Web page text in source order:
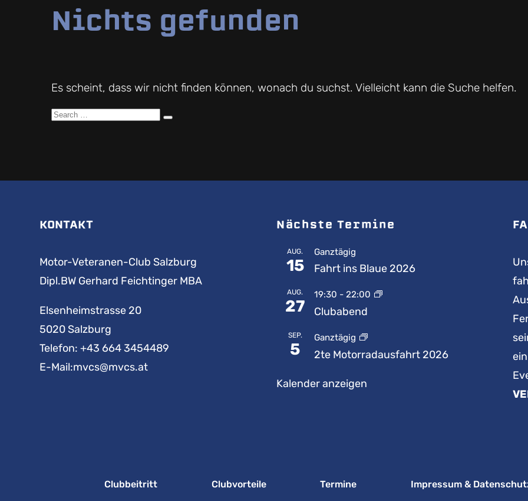
Nichts gefunden
Es scheint, dass wir nicht finden können, wonach du suchst. Vielleicht kann die Suche helfen.
Search
Search
KONTAKT
Motor-Veteranen-Club Salzburg
Dipl.BW Gerhard Feichtinger MBA
Elsenheimstrasse 20
5020 Salzburg
Telefon:+43 664 3454489
E-Mail:mvcs@mvcs.at
Nächste Termine
AUG.
15
Ganztägig
Fahrt ins Blaue 2026
AUG.
27
19:30 - 22:00
Clubabend
SEP.
5
Ganztägig
2te Motorradausfahrt 2026
Kalender anzeigen
Clubbeitritt Clubvorteile Termine Impressum &